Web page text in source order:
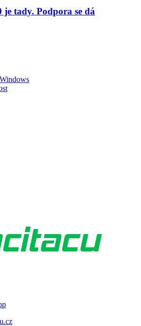
je tady. Podpora se dá